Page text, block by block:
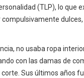
(TLP), lo que
no usaba ropa
con las damas de
Sus últimos años